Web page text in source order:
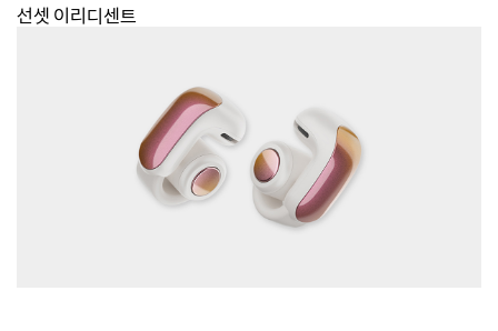
선셋 이리디센트